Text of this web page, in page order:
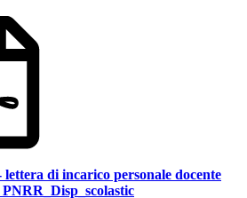
di incarico personale docente